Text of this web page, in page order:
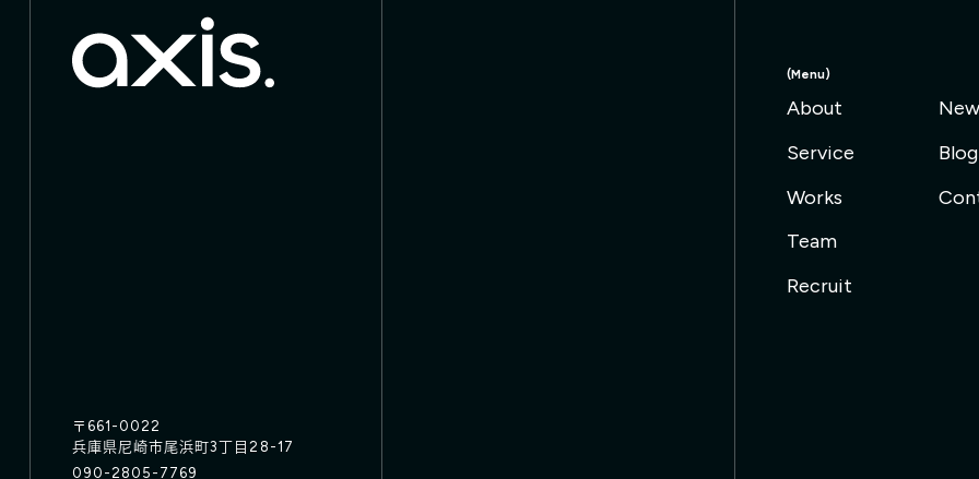
(Menu)
About
About
Service
Service
Works
Works
Team
Team
Recruit
Blog
Blog
〒661-0022
兵庫県尼崎市尾浜町3丁目28-17
090-2805-7769